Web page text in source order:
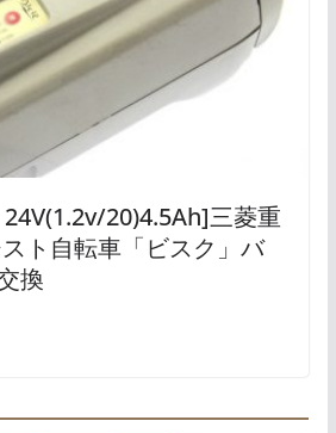
20)4.5Ah]三菱重
ト自転車「ビスク」バ
換